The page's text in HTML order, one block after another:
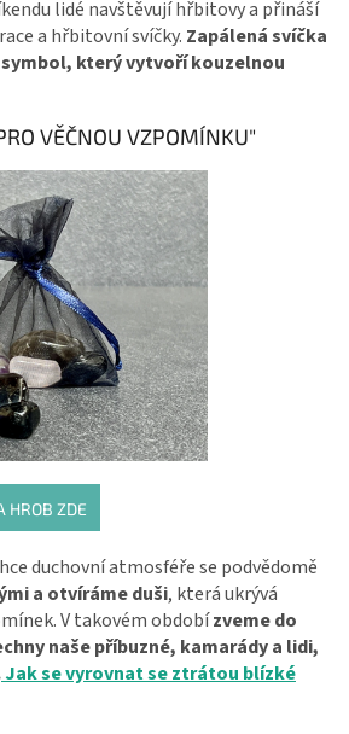
lidé navštěvují hřbitovy a přináší
a hřbitovní svíčky. Zapálená svíčka
který vytvoří kouzelnou
VĚČNOU VZPOMÍNKU"
HROB ZDE
duchovní atmosféře se podvědomě
a otvíráme duši, která ukrývá
V takovém obdobízveme do
naše příbuzné, kamarády a lidi,
Jak se vyrovnat se ztrátou blízké